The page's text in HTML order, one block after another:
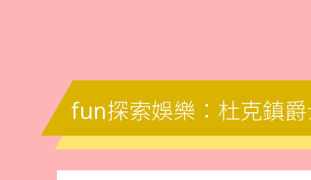
fun探索娛樂：杜克鎮